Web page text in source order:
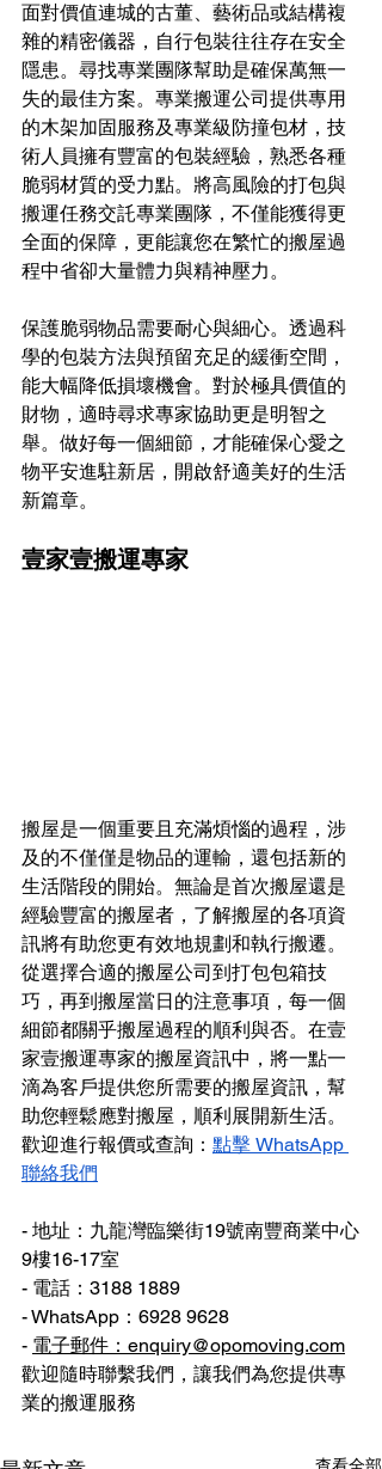
面對價值連城的古董、藝術品或結構複
雜的精密儀器，自行包裝往往存在安全
隱患。尋找專業團隊幫助是確保萬無一
失的最佳方案。專業搬運公司提供專用
的木架加固服務及專業級防撞包材，技
術人員擁有豐富的包裝經驗，熟悉各種
脆弱材質的受力點。將高風險的打包與
搬運任務交託專業團隊，不僅能獲得更
全面的保障，更能讓您在繁忙的搬屋過
程中省卻大量體力與精神壓力。
保護脆弱物品需要耐心與細心。透過科
學的包裝方法與預留充足的緩衝空間，
能大幅降低損壞機會。對於極具價值的
財物，適時尋求專家協助更是明智之
舉。做好每一個細節，才能確保心愛之
物平安進駐新居，開啟舒適美好的生活
新篇章。
壹家壹搬運專家
搬屋是一個重要且充滿煩惱的過程，涉
及的不僅僅是物品的運輸，還包括新的
生活階段的開始。無論是首次搬屋還是
經驗豐富的搬屋者，了解搬屋的各項資
訊將有助您更有效地規劃和執行搬遷。
從選擇合適的搬屋公司到打包包箱技
巧，再到搬屋當日的注意事項，每一個
細節都關乎搬屋過程的順利與否。在壹
家壹搬運專家的搬屋資訊中，將一點一
滴為客戶提供您所需要的搬屋資訊，幫
助您輕鬆應對搬屋，順利展開新生活。
歡迎進行報價或查詢： 點擊 WhatsApp
聯絡我們
- 地址：九龍灣臨樂街19號南豐商業中心
9樓16-17室
- 電話：3188 1889
- WhatsApp：6928 9628
- 電子郵件：enquiry@opomoving.com
歡迎隨時聯繫我們，讓我們為您提供專
業的搬運服務
查看全部